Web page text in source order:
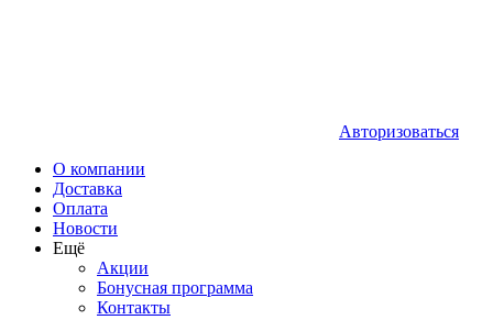
Авторизоваться
О компании
Доставка
Оплата
Новости
Ещё
Акции
Бонусная программа
Контакты